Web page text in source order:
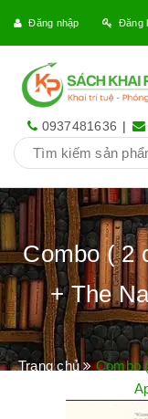
Đăng nhập Đăng
0937481636 |
Combo ( 2
+ The
Trang chủ
Combo